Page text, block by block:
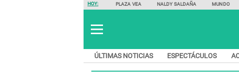
HOY: PLAZA VEA NALDY SALDAÑA MUNDO
ÚLTIMAS NOTICIAS ESPECTÁCULOS